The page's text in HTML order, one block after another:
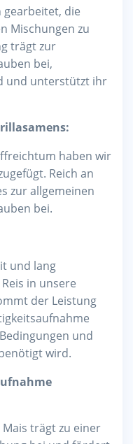
die
Mischungen zu
trägt zur
bei,
und unterstützt ihr
haben wir
Reich an
zur allgemeinen
bei.
und lang
in unsere
der Leistung
und
wird.
trägt zu einer